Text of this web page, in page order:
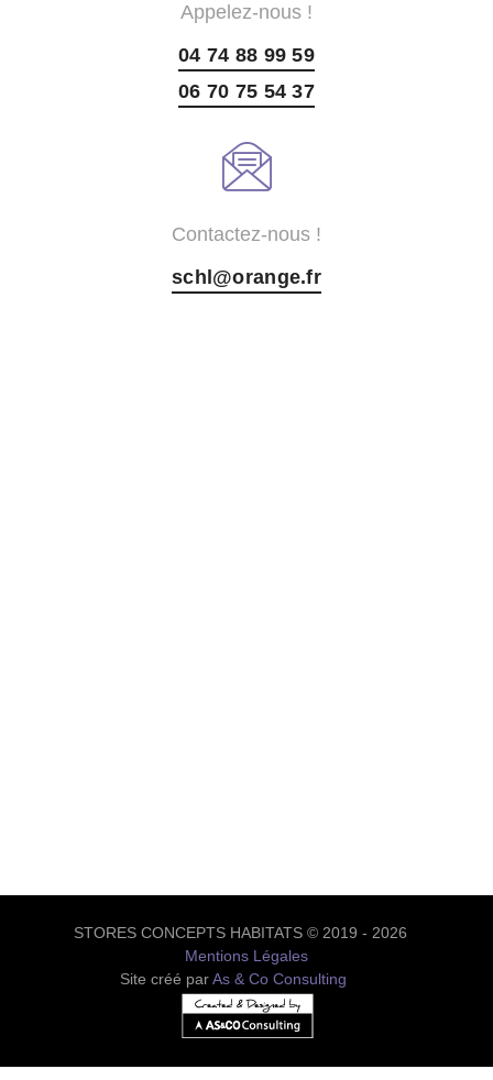
Appelez-nous !
04 74 88 99 59
06 70 75 54 37
Contactez-nous !
schl@orange.fr
STORES CONCEPTS HABITATS © 2019 - 2026
Mentions Légales
Site créé parAs & Co Consulting